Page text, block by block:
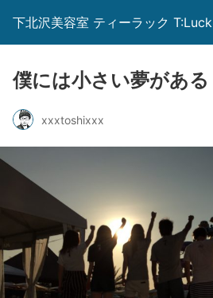
下北沢美容室 ティーラック T:Luck
僕には小さい夢がある
xxxtoshixxx